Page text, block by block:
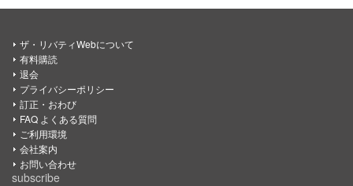
ザ・リバティWebについて
有料購読
退会
プライバシーポリシー
訂正・おわび
FAQ よくある質問
ご利用環境
会社案内
お問い合わせ
subscribe